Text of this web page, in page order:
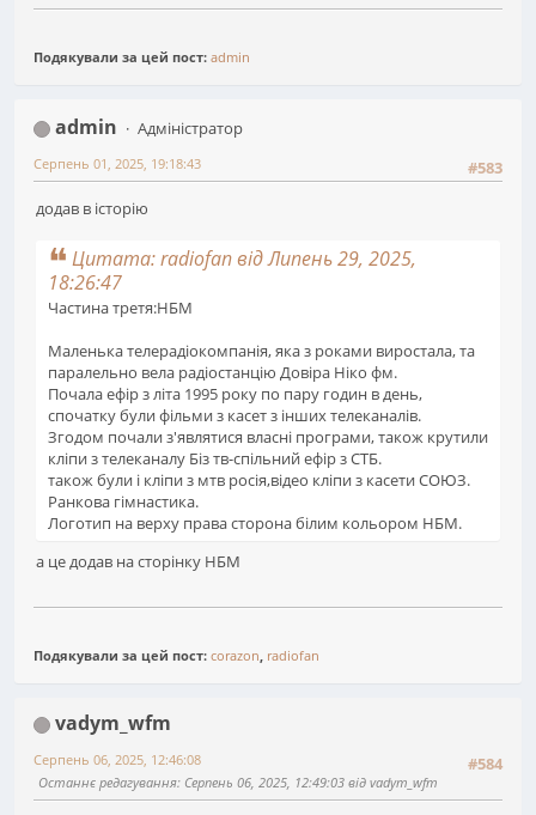
Подякували за цей пост: admin
admin
Адміністратор
#583
Серпень 01, 2025, 19:18:43
додав в історію
Цитата: radiofan від Липень 29, 2025,
18:26:47
Частина третя:НБМ
Маленька телерадіокомпанія, яка з роками виростала, та
паралельно вела радіостанцію Довіра Ніко фм.
Почала ефір з літа 1995 року по пару годин в день,
спочатку були фільми з касет з інших телеканалів.
Згодом почали з'являтися власні програми, також крутили
кліпи з телеканалу Біз тв-спільний ефір з СТБ.
також були і кліпи з мтв росія,відео кліпи з касети СОЮЗ.
Ранкова гімнастика.
Логотип на верху права сторона білим кольором НБМ.
а це додав на сторінку НБМ
Подякували за цей пост: corazon, radiofan
vadym_wfm
#584
Серпень 06, 2025, 12:46:08
Останнє редагування: Серпень 06, 2025, 12:49:03 від vadym_wfm